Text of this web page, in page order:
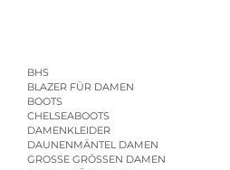
BHS
BLAZER FÜR DAMEN
BOOTS
CHELSEABOOTS
DAMENKLEIDER
DAUNENMÄNTEL DAMEN
GROSSE GRÖSSEN DAMEN